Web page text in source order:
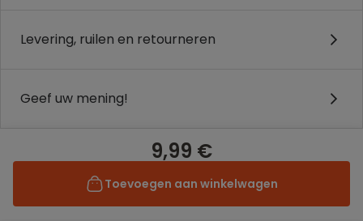
Levering, ruilen en retourneren
Geef uw mening!
9,99 €
Toevoegen aan winkelwagen